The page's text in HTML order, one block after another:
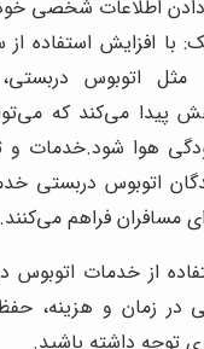
اطلاعات شخصی
با افزایش استفاده
اتوبوس
می‌کند که
هوا شود.خدمات و
اتوبوس دربستی
مسافران فراهم می‌کنند.
از خدمات اتوبوس
در زمان و هزینه،
توجه داشته باشید.